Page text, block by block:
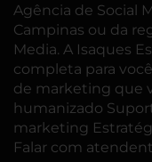
Agência de Social
Campinas ou da
Media. A Isaques
completa para
de marketing que
humanizado
marketing
Falar com